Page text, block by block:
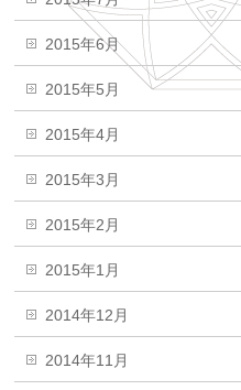
2015年6月
2015年5月
2015年4月
2015年3月
2015年2月
2015年1月
2014年12月
2014年11月